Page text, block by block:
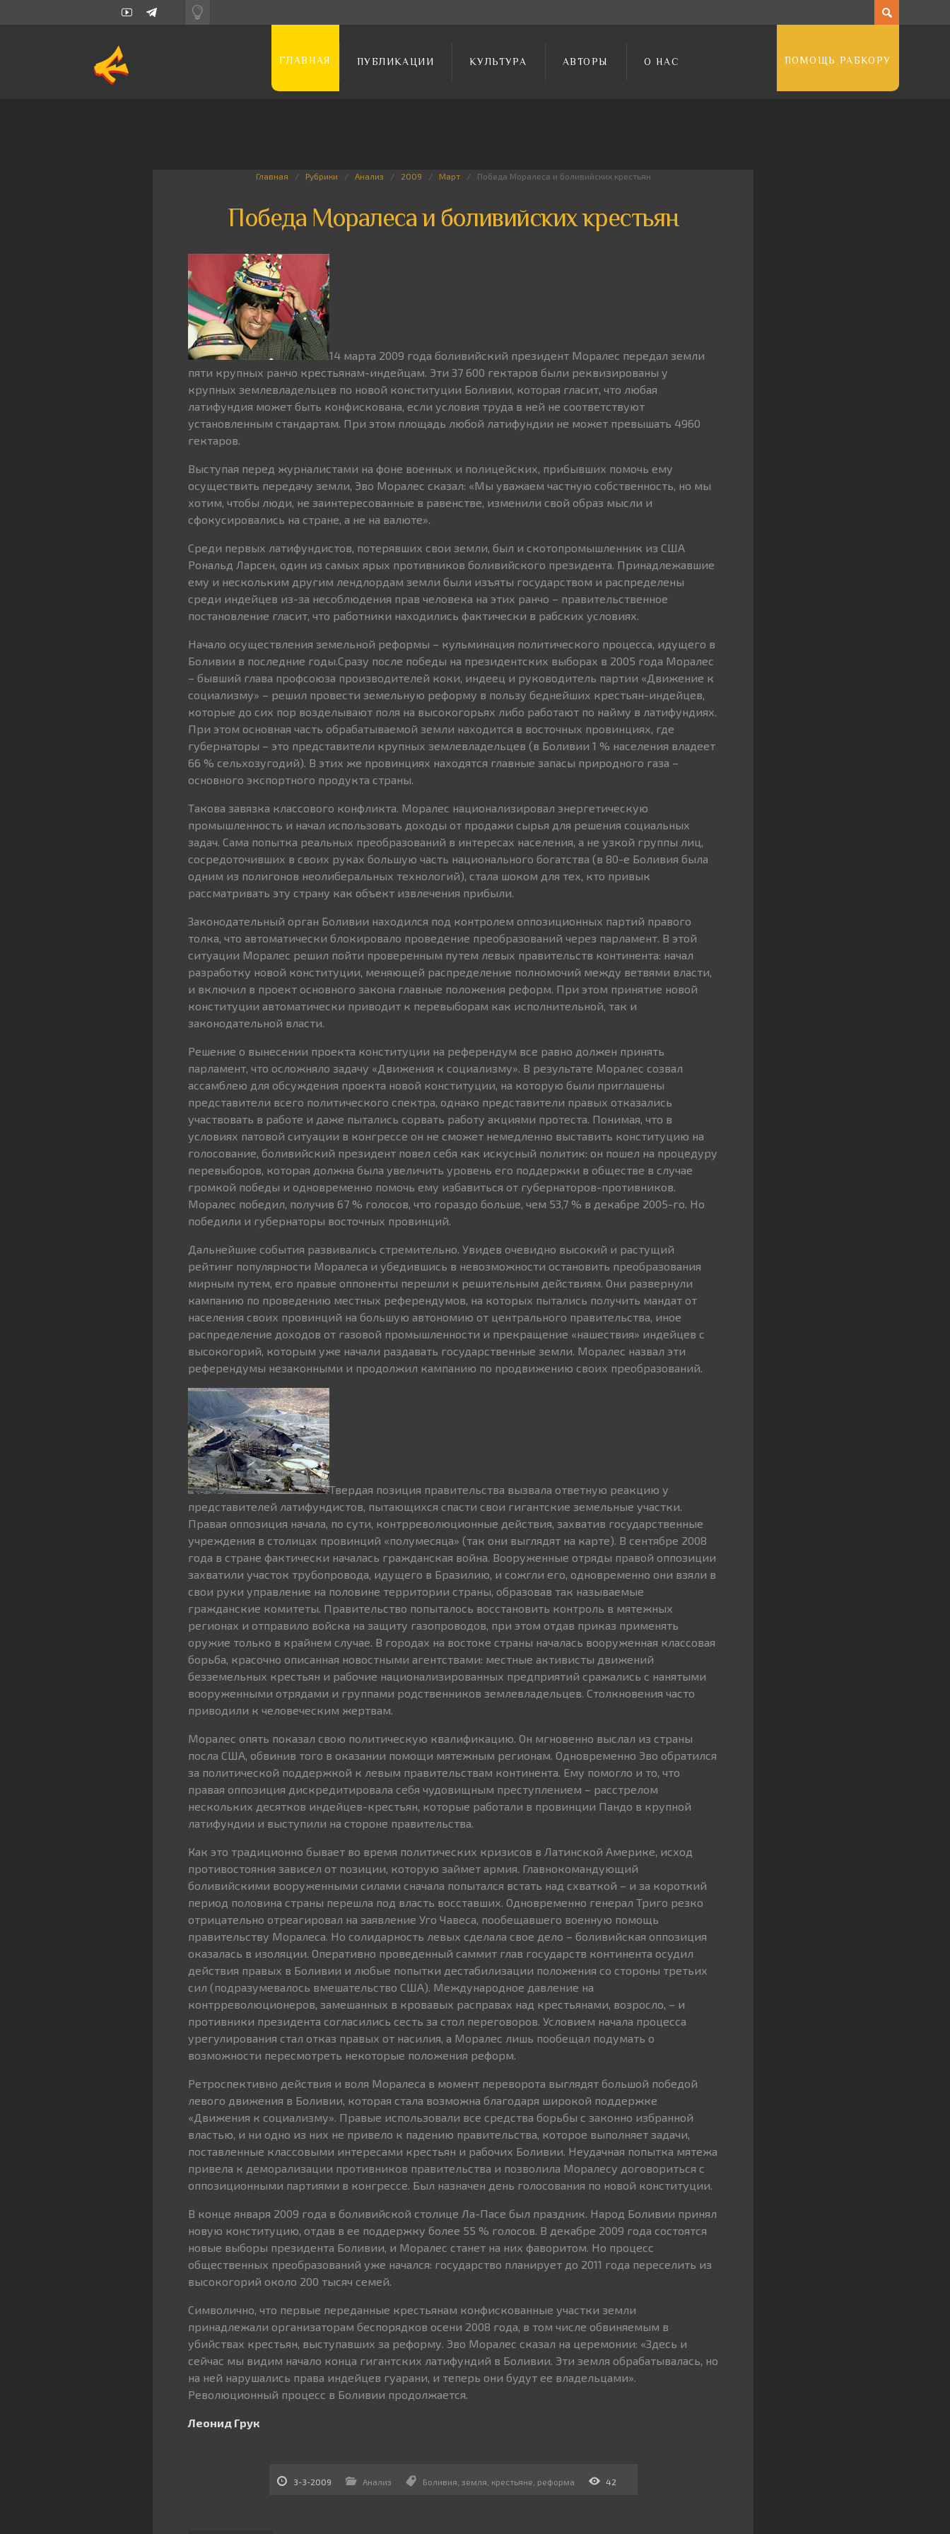
ГЛАВНАЯ ПУБЛИКАЦИИ КУЛЬТУРА АВТОРЫ О НАС ПОМОЩЬ РАБКОРУ
Главная Рубрики Анализ 2009 Март Победа Моралеса и боливийских крестьян
Победа Моралеса и боливийских крестьян
14 марта 2009 года боливийский президент Моралес передал земли
пяти крупных ранчо крестьянам-индейцам. Эти 37 600 гектаров были реквизированы у
крупных землевладельцев по новой конституции Боливии, которая гласит, что любая
латифундия может быть конфискована, если условия труда в ней не соответствуют
установленным стандартам. При этом площадь любой латифундии не может превышать 4960
гектаров.
Выступая перед журналистами на фоне военных и полицейских, прибывших помочь ему
осуществить передачу земли, Эво Моралес сказал: «Мы уважаем частную собственность, но мы
хотим, чтобы люди, не заинтересованные в равенстве, изменили свой образ мысли и
сфокусировались на стране, а не на валюте».
Среди первых латифундистов, потерявших свои земли, был и скотопромышленник из США
Рональд Ларсен, один из самых ярых противников боливийского президента. Принадлежавшие
ему и нескольким другим лендлордам земли были изъяты государством и распределены
среди индейцев из-за несоблюдения прав человека на этих ранчо – правительственное
постановление гласит, что работники находились фактически в рабских условиях.
Начало осуществления земельной реформы – кульминация политического процесса, идущего в
Боливии в последние годы.Сразу после победы на президентских выборах в 2005 года Моралес
– бывший глава профсоюза производителей коки, индеец и руководитель партии «Движение к
социализму» – решил провести земельную реформу в пользу беднейших крестьян-индейцев,
которые до сих пор возделывают поля на высокогорьях либо работают по найму в латифундиях.
При этом основная часть обрабатываемой земли находится в восточных провинциях, где
губернаторы – это представители крупных землевладельцев (в Боливии 1 % населения владеет
66 % сельхозугодий). В этих же провинциях находятся главные запасы природного газа –
основного экспортного продукта страны.
Такова завязка классового конфликта. Моралес национализировал энергетическую
промышленность и начал использовать доходы от продажи сырья для решения социальных
задач. Сама попытка реальных преобразований в интересах населения, а не узкой группы лиц,
сосредоточивших в своих руках большую часть национального богатства (в 80-е Боливия была
одним из полигонов неолиберальных технологий), стала шоком для тех, кто привык
рассматривать эту страну как объект извлечения прибыли.
Законодательный орган Боливии находился под контролем оппозиционных партий правого
толка, что автоматически блокировало проведение преобразований через парламент. В этой
ситуации Моралес решил пойти проверенным путем левых правительств континента: начал
разработку новой конституции, меняющей распределение полномочий между ветвями власти,
и включил в проект основного закона главные положения реформ. При этом принятие новой
конституции автоматически приводит к перевыборам как исполнительной, так и
законодательной власти.
Решение о вынесении проекта конституции на референдум все равно должен принять
парламент, что осложняло задачу «Движения к социализму». В результате Моралес созвал
ассамблею для обсуждения проекта новой конституции, на которую были приглашены
представители всего политического спектра, однако представители правых отказались
участвовать в работе и даже пытались сорвать работу акциями протеста. Понимая, что в
условиях патовой ситуации в конгрессе он не сможет немедленно выставить конституцию на
голосование, боливийский президент повел себя как искусный политик: он пошел на процедуру
перевыборов, которая должна была увеличить уровень его поддержки в обществе в случае
громкой победы и одновременно помочь ему избавиться от губернаторов-противников.
Моралес победил, получив 67 % голосов, что гораздо больше, чем 53,7 % в декабре 2005-го. Но
победили и губернаторы восточных провинций.
Дальнейшие события развивались стремительно. Увидев очевидно высокий и растущий
рейтинг популярности Моралеса и убедившись в невозможности остановить преобразования
мирным путем, его правые оппоненты перешли к решительным действиям. Они развернули
кампанию по проведению местных референдумов, на которых пытались получить мандат от
населения своих провинций на большую автономию от центрального правительства, иное
распределение доходов от газовой промышленности и прекращение «нашествия» индейцев с
высокогорий, которым уже начали раздавать государственные земли. Моралес назвал эти
референдумы незаконными и продолжил кампанию по продвижению своих преобразований.
Твердая позиция правительства вызвала ответную реакцию у
представителей латифундистов, пытающихся спасти свои гигантские земельные участки.
Правая оппозиция начала, по сути, контрреволюционные действия, захватив государственные
учреждения в столицах провинций «полумесяца» (так они выглядят на карте). В сентябре 2008
года в стране фактически началась гражданская война. Вооруженные отряды правой оппозиции
захватили участок трубопровода, идущего в Бразилию, и сожгли его, одновременно они взяли в
свои руки управление на половине территории страны, образовав так называемые
гражданские комитеты. Правительство попыталось восстановить контроль в мятежных
регионах и отправило войска на защиту газопроводов, при этом отдав приказ применять
оружие только в крайнем случае. В городах на востоке страны началась вооруженная классовая
борьба, красочно описанная новостными агентствами: местные активисты движений
безземельных крестьян и рабочие национализированных предприятий сражались с нанятыми
вооруженными отрядами и группами родственников землевладельцев. Столкновения часто
приводили к человеческим жертвам.
Моралес опять показал свою политическую квалификацию. Он мгновенно выслал из страны
посла США, обвинив того в оказании помощи мятежным регионам. Одновременно Эво обратился
за политической поддержкой к левым правительствам континента. Ему помогло и то, что
правая оппозиция дискредитировала себя чудовищным преступлением – расстрелом
нескольких десятков индейцев-крестьян, которые работали в провинции Пандо в крупной
латифундии и выступили на стороне правительства.
Как это традиционно бывает во время политических кризисов в Латинской Америке, исход
противостояния зависел от позиции, которую займет армия. Главнокомандующий
боливийскими вооруженными силами сначала попытался встать над схваткой – и за короткий
период половина страны перешла под власть восставших. Одновременно генерал Триго резко
отрицательно отреагировал на заявление Уго Чавеса, пообещавшего военную помощь
правительству Моралеса. Но солидарность левых сделала свое дело – боливийская оппозиция
оказалась в изоляции. Оперативно проведенный саммит глав государств континента осудил
действия правых в Боливии и любые попытки дестабилизации положения со стороны третьих
сил (подразумевалось вмешательство США). Международное давление на
контрреволюционеров, замешанных в кровавых расправах над крестьянами, возросло, – и
противники президента согласились сесть за стол переговоров. Условием начала процесса
урегулирования стал отказ правых от насилия, а Моралес лишь пообещал подумать о
возможности пересмотреть некоторые положения реформ.
Ретроспективно действия и воля Моралеса в момент переворота выглядят большой победой
левого движения в Боливии, которая стала возможна благодаря широкой поддержке
«Движения к социализму». Правые использовали все средства борьбы с законно избранной
властью, и ни одно из них не привело к падению правительства, которое выполняет задачи,
поставленные классовыми интересами крестьян и рабочих Боливии. Неудачная попытка мятежа
привела к деморализации противников правительства и позволила Моралесу договориться с
оппозиционными партиями в конгрессе. Был назначен день голосования по новой конституции.
В конце января 2009 года в боливийской столице Ла-Пасе был праздник. Народ Боливии принял
новую конституцию, отдав в ее поддержку более 55 % голосов. В декабре 2009 года состоятся
новые выборы президента Боливии, и Моралес станет на них фаворитом. Но процесс
общественных преобразований уже начался: государство планирует до 2011 года переселить из
высокогорий около 200 тысяч семей.
Символично, что первые переданные крестьянам конфискованные участки земли
принадлежали организаторам беспорядков осени 2008 года, в том числе обвиняемым в
убийствах крестьян, выступавших за реформу. Эво Моралес сказал на церемонии: «Здесь и
сейчас мы видим начало конца гигантских латифундий в Боливии. Эти земля обрабатывалась, но
на ней нарушались права индейцев гуарани, и теперь они будут ее владельцами».
Революционный процесс в Боливии продолжается.
Леонид Грук
3-3-2009 Анализ Боливия земля крестьяне реформа 42